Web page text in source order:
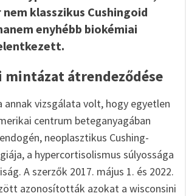
klasszikus Cushingoid
enyhébb biokémiai
mintázat átrendeződése
annak vizsgálata volt, hogy egyetlen
centrum beteganyagában
neoplasztikus Cushing-
a hypercortisolismus súlyossága
A szerzők 2017. május 1. és 2022.
azonosították azokat a wisconsini